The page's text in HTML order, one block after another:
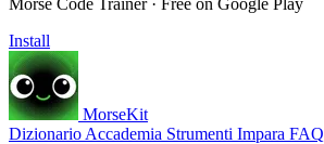
Morse Code Trainer · Free on Google Play
Install
MorseKit
Dizionario Accademia Strumenti Impara FAQ